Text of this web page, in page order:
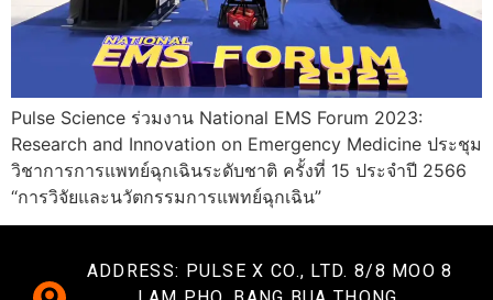
Pulse Science ร่วมงาน National EMS Forum 2023:
Research and Innovation on Emergency Medicine ประชุม
วิชาการการแพทย์ฉุกเฉินระดับชาติ ครั้งที่ 15 ประจำปี 2566
“การวิจัยและนวัตกรรมการแพทย์ฉุกเฉิน”
ADDRESS: PULSE X CO., LTD. 8/8 MOO 8